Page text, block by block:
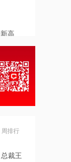
高
品认
周排行
裁王